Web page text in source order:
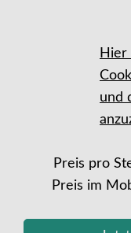
Hier
und
Preis pro
Preis im